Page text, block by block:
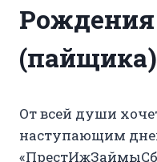
(пайщика)
От всей души
наступающим